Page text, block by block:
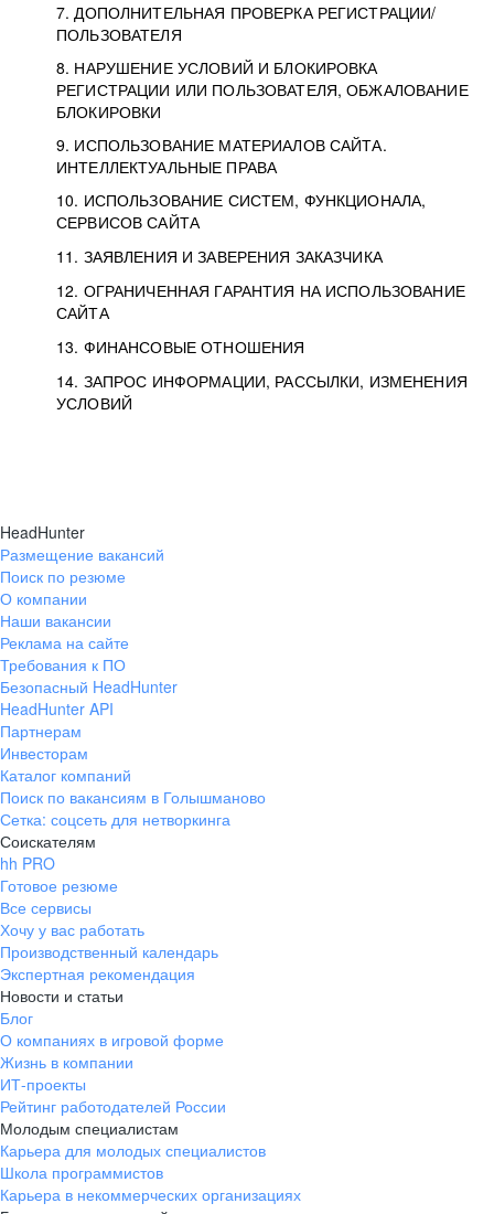
7. ДОПОЛНИТЕЛЬНАЯ ПРОВЕРКА РЕГИСТРАЦИИ/
ПОЛЬЗОВАТЕЛЯ
8. НАРУШЕНИЕ УСЛОВИЙ И БЛОКИРОВКА
РЕГИСТРАЦИИ ИЛИ ПОЛЬЗОВАТЕЛЯ, ОБЖАЛОВАНИЕ
БЛОКИРОВКИ
9. ИСПОЛЬЗОВАНИЕ МАТЕРИАЛОВ САЙТА.
ИНТЕЛЛЕКТУАЛЬНЫЕ ПРАВА
10. ИСПОЛЬЗОВАНИЕ СИСТЕМ, ФУНКЦИОНАЛА,
СЕРВИСОВ САЙТА
11. ЗАЯВЛЕНИЯ И ЗАВЕРЕНИЯ ЗАКАЗЧИКА
12. ОГРАНИЧЕННАЯ ГАРАНТИЯ НА ИСПОЛЬЗОВАНИЕ
САЙТА
13. ФИНАНСОВЫЕ ОТНОШЕНИЯ
14. ЗАПРОС ИНФОРМАЦИИ, РАССЫЛКИ, ИЗМЕНЕНИЯ
УСЛОВИЙ
HeadHunter
Размещение вакансий
Поиск по резюме
О компании
Наши вакансии
Реклама на сайте
Требования к ПО
Безопасный HeadHunter
HeadHunter API
Партнерам
Инвесторам
Каталог компаний
Поиск по вакансиям в Голышманово
Сетка: соцсеть для нетворкинга
Соискателям
hh PRO
Готовое резюме
Все сервисы
Хочу у вас работать
Производственный календарь
Экспертная рекомендация
Новости и статьи
Блог
О компаниях в игровой форме
Жизнь в компании
ИТ-проекты
Рейтинг работодателей России
Молодым специалистам
Карьера для молодых специалистов
Школа программистов
Карьера в некоммерческих организациях